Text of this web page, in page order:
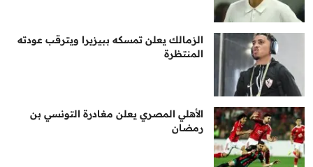
الزمالك يعلن تمسكه ببيزيرا ويترقب عودته
المنتظرة
الأهلي المصري يعلن مغادرة التونسي بن
رمضان